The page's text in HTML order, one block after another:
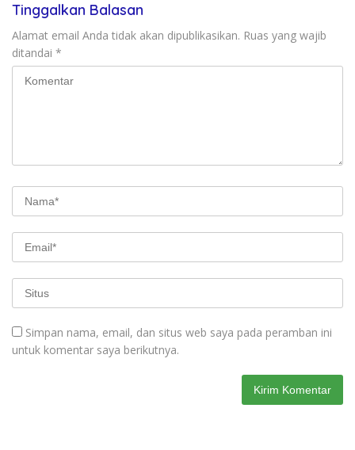
Tinggalkan Balasan
Alamat email Anda tidak akan dipublikasikan. Ruas yang wajib
ditandai *
Simpan nama, email, dan situs web saya pada peramban ini
untuk komentar saya berikutnya.